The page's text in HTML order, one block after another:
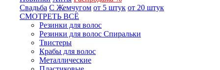
Свадьба С Жемчугом от 5 штук от 20 штук
СМОТРЕТЬ ВСЁ
Резинки для волос
Резинки для волос Спиральки
Твистеры
Крабы для волос
Металлические